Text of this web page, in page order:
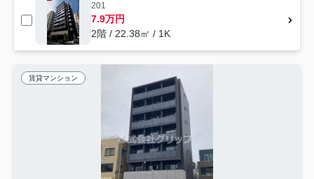
201
7.9万円
2階 / 22.38㎡ / 1K
賃貸マンション